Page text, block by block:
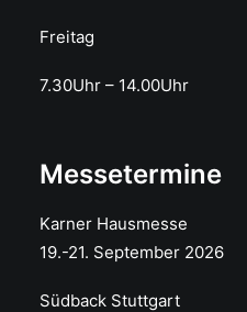
Freitag
7.30Uhr – 14.00Uhr
Messetermine
Karner Hausmesse
19.-21. September 2026
Südback Stuttgart